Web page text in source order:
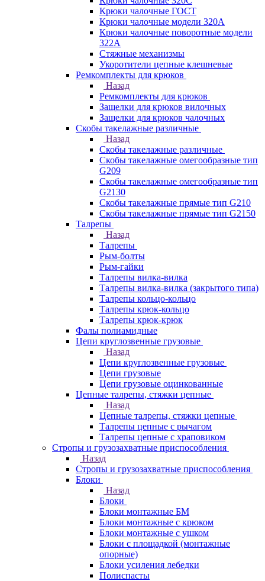
Крюки чалочные ГОСТ
Крюки чалочные модели 320А
Крюки чалочные поворотные модели
322А
Стяжные механизмы
Укоротители цепные клешневые
Ремкомплекты для крюков
Назад
Ремкомплекты для крюков
Защелки для крюков вилочных
Защелки для крюков чалочных
Скобы такелажные различные
Назад
Скобы такелажные различные
Скобы такелажные омегообразные тип
G209
Скобы такелажные омегообразные тип
G2130
Скобы такелажные прямые тип G210
Скобы такелажные прямые тип G2150
Талрепы
Назад
Талрепы
Рым-болты
Рым-гайки
Талрепы вилка-вилка
Талрепы вилка-вилка (закрытого типа)
Талрепы кольцо-кольцо
Талрепы крюк-кольцо
Талрепы крюк-крюк
Фалы полиамидные
Цепи круглозвенные грузовые
Назад
Цепи круглозвенные грузовые
Цепи грузовые
Цепи грузовые оцинкованные
Цепные талрепы, стяжки цепные
Назад
Цепные талрепы, стяжки цепные
Талрепы цепные с рычагом
Талрепы цепные с храповиком
Стропы и грузозахватные приспособления
Назад
Стропы и грузозахватные приспособления
Блоки
Назад
Блоки
Блоки монтажные БМ
Блоки монтажные с крюком
Блоки монтажные с ушком
Блоки с площадкой (монтажные
опорные)
Блоки усиления лебедки
Полиспасты